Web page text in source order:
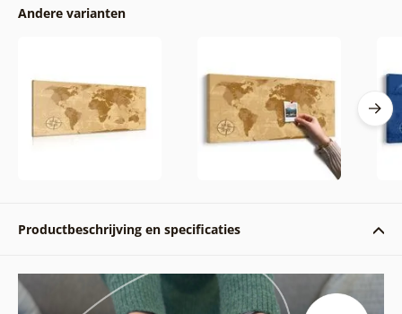
Andere varianten
Productbeschrijving en specificaties